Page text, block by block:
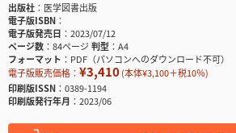
出版社
医学図書出版
電子版ISBN
電子版発売日
2023/07/12
ページ数
84ページ判型
A4
フォーマット
PDF（パソコンへのダウンロード不可）
電子版販売価格： ¥3,410(本体¥3,100＋税10％)
印刷版ISSN
0389-1194
印刷版発行年月
2023/06